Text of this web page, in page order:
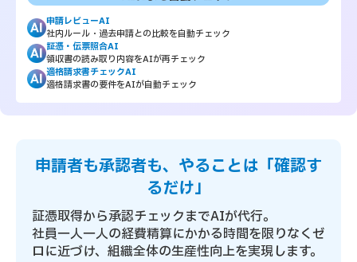
申請レビューAI
社内ルール・過去申請との比較を自動チェック
証憑・伝票照合AI
領収書の読み取り内容をAIが再チェック
適格請求書チェックAI
適格請求書の要件をAIが自動チェック
申請者も承認者も、やることは「確認す
るだけ」
証憑取得から承認チェックまでAIが代行。
社員一人一人の経費精算にかかる時間を限りなくゼ
ロに近づけ、組織全体の生産性向上を実現します。